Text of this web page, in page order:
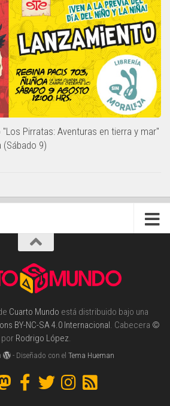
"Los Pirratas: Aventuras en tierra y mar"
(Sábado 9)
Cuarto Mundo está distribuido bajo una
BY-NC-SA 4.0 Internacional. Cabecera ©
por Rodrigo López.
- Diseñado con elTema Hueman